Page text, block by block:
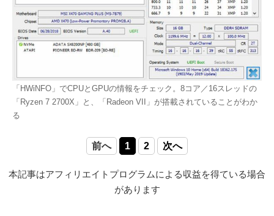
「HWiNFO」でCPUとGPUの情報をチェック。8コア／16スレッドの
「Ryzen 7 2700X」と、「Radeon VII」が搭載されていることがわか
る
前へ 1 2 次へ
本記事はアフィリエイトプログラムによる収益を得ている場合
があります